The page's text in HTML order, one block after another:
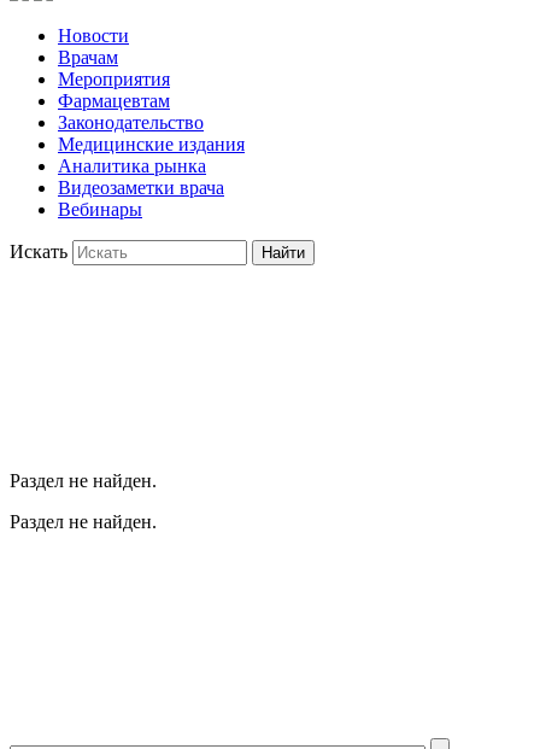
Новости
Врачам
Мероприятия
Фармацевтам
Законодательство
Медицинские издания
Аналитика рынка
Видеозаметки врача
Вебинары
Искать Найти
Раздел не найден.
Раздел не найден.